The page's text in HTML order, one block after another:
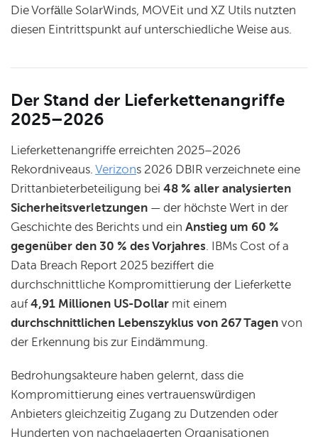
Die Vorfälle SolarWinds, MOVEit und XZ Utils nutzten
diesen Eintrittspunkt auf unterschiedliche Weise aus.
Der Stand der Lieferkettenangriffe
2025–2026
Lieferkettenangriffe erreichten 2025–2026
Rekordniveaus. Verizons 2026 DBIR verzeichnete eine
Drittanbieterbeteiligung bei 48 % aller analysierten
Sicherheitsverletzungen — der höchste Wert in der
Geschichte des Berichts und ein Anstieg um 60 %
gegenüber den 30 % des Vorjahres. IBMs Cost of a
Data Breach Report 2025 beziffert die
durchschnittliche Kompromittierung der Lieferkette
auf4,91 Millionen US-Dollar mit einem
durchschnittlichen Lebenszyklus von 267 Tagen von
der Erkennung bis zur Eindämmung.
Bedrohungsakteure haben gelernt, dass die
Kompromittierung eines vertrauenswürdigen
Anbieters gleichzeitig Zugang zu Dutzenden oder
Hunderten von nachgelagerten Organisationen